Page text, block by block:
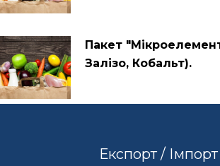
Пакет
Залізо, Кобальт).
Експорт / Імпорт